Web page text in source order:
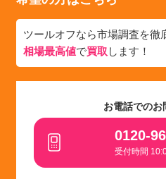
ツールオフなら市場調査を徹
相場最高値で買取 します！
お電話でのお
0120-
受付時間